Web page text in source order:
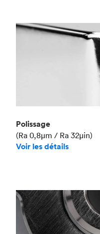
Polissage
(Ra 0,8μm / Ra 32μin)
Voir les détails